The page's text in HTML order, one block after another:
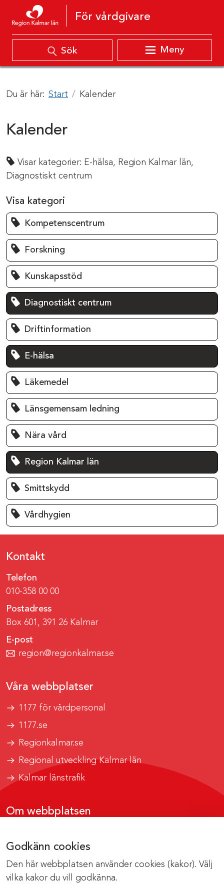
Godkänn cookies
Den här webbplatsen använder cookies (kakor). Välj
vilka kakor du vill godkänna.
Hoppa till innehåll
För vårdgivare
Sök Meny
Du är här: Start Kalender
Kalender
Visar kategorier: E-hälsa, Region Kalmar län,
Diagnostiskt centrum
Visa kategori
Kompetenscentrum
Forskning
Kunskapsstöd
Diagnostiskt centrum
Driftinformation
E-hälsa
Läkemedel
Länsgemensam ledning
Nära vård
Region Kalmar län
Smittskydd
Vårdhygien
Kontakt
Telefon
010-358 00 00
Postadress
Box 601, 391 26 Kalmar
E-post
region@regionkalmar.se
Våra webbplatser
1177 för vårdpersonal
1177.se
Regionkalmar.se
Regional utveckling Kalmar län
Kalmar länstrafik
Om webbplatsen
Om cookies
Kontakta webbredaktionen